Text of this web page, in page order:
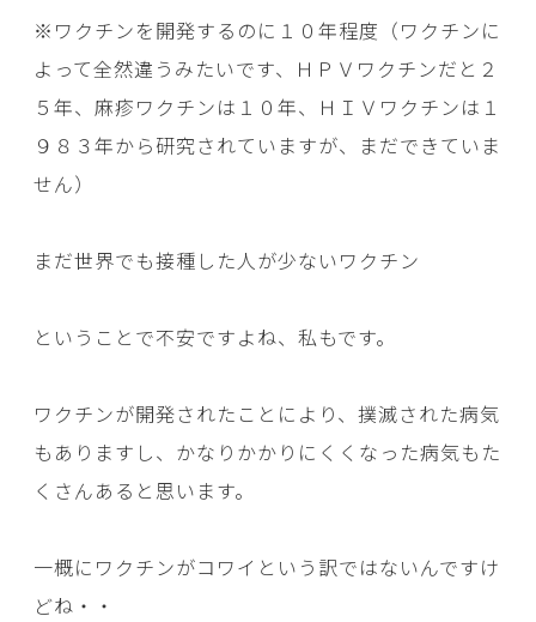
※ワクチンを開発するのに１０年程度（ワクチンに
よって全然違うみたいです、ＨＰＶワクチンだと２
５年、麻疹ワクチンは１０年、ＨＩＶワクチンは１
９８３年から研究されていますが、まだできていま
せん）
まだ世界でも接種した人が少ないワクチン
ということで不安ですよね、私もです。
ワクチンが開発されたことにより、撲滅された病気
もありますし、かなりかかりにくくなった病気もた
くさんあると思います。
一概にワクチンがコワイという訳ではないんですけ
どね・・